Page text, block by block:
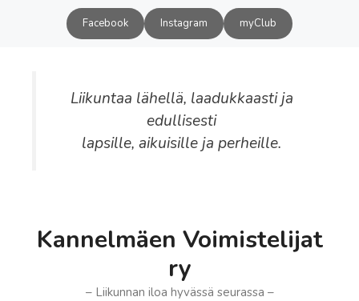
Facebook Instagram myClub
Liikuntaa lähellä, laadukkaasti ja
edullisesti
lapsille, aikuisille ja perheille.
Kannelmäen Voimistelijat
ry
– Liikunnan iloa hyvässä seurassa –